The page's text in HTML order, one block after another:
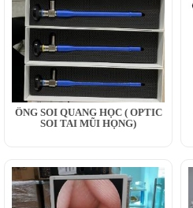
ỐNG SOI QUANG HỌC ( OPTIC
SOI TAI MŨI HỌNG)